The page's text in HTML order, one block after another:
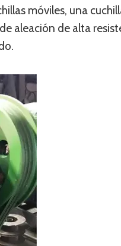
móviles, una
aleación de alta